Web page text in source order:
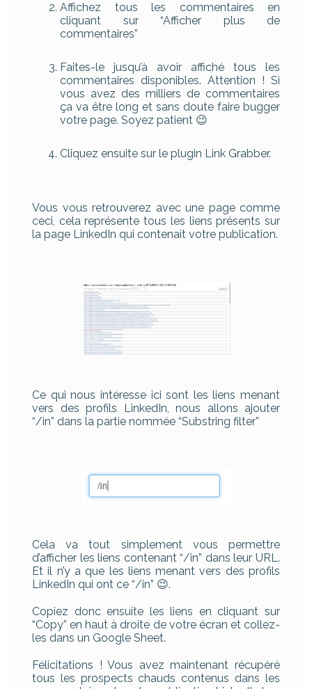
Affichez tous les commentaires en
cliquant sur “Afficher plus de
commentaires”
Faites-le jusqu’à avoir affiché tous les
commentaires disponibles. Attention ! Si
vous avez des milliers de commentaires
ça va être long et sans doute faire bugger
votre page. Soyez patient 😉
Cliquez ensuite sur le plugin Link Grabber.
Vous vous retrouverez avec une page comme
ceci, cela représente tous les liens présents sur
la page LinkedIn qui contenait votre publication.
Ce qui nous intéresse ici sont les liens menant
vers des profils LinkedIn, nous allons ajouter
“/in” dans la partie nommée “Substring filter”
Cela va tout simplement vous permettre
d’afficher les liens contenant “/in” dans leur URL.
Et il n’y a que les liens menant vers des profils
LinkedIn qui ont ce “/in” 😉.
Copiez donc ensuite les liens en cliquant sur
“Copy” en haut à droite de votre écran et collez-
les dans un Google Sheet.
Félicitations ! Vous avez maintenant récupéré
tous les prospects chauds contenus dans les